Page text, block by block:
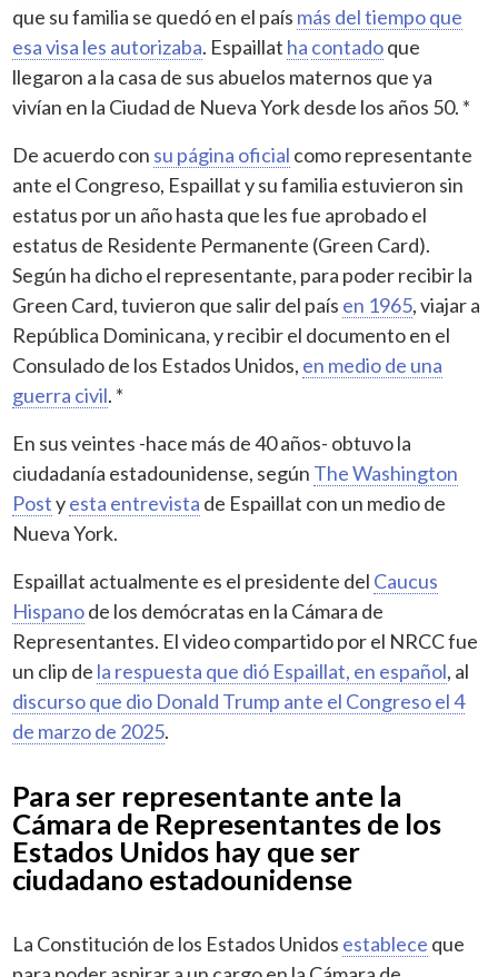
que su familia se quedó en el país más del tiempo que
esa visa les autorizaba. Espaillat ha contadoque
llegaron a la casa de sus abuelos maternos que ya
vivían en la Ciudad de Nueva York desde los años 50. *
De acuerdo con su página oficial como representante
ante el Congreso, Espaillat y su familia estuvieron sin
estatus por un año hasta que les fue aprobado el
estatus de Residente Permanente (Green Card).
Según ha dicho el representante, para poder recibir la
Green Card, tuvieron que salir del país en 1965, viajar a
República Dominicana, y recibir el documento en el
Consulado de los Estados Unidos, en medio de una
guerra civil. *
En sus veintes -hace más de 40 años- obtuvo la
ciudadanía estadounidense, según The Washington
Postyesta entrevista de Espaillat con un medio de
Nueva York.
Espaillat actualmente es el presidente del Caucus
Hispanode los demócratas en la Cámara de
Representantes. El video compartido por el NRCC fue
un clip de la respuesta que dió Espaillat, en español, al
discurso que dio Donald Trump ante el Congreso el 4
de marzo de 2025.
Para ser representante ante la
Cámara de Representantes de los
Estados Unidos hay que ser
ciudadano estadounidense
La Constitución de los Estados Unidos establece que